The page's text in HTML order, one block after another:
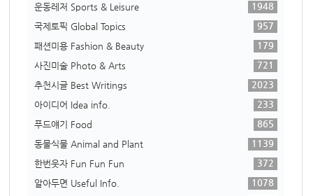
운동레저 Sports & Leisure
1948
국제토픽 Global Topics
957
패션미용 Fashion & Beauty
179
사진미술 Photo & Arts
721
추천시글 Best Writings
2023
아이디어 Idea info.
233
푸드얘기 Food
865
동물식물 Animal and Plant
1139
한번웃자 Fun Fun Fun
372
알아두면 Useful Info.
1078